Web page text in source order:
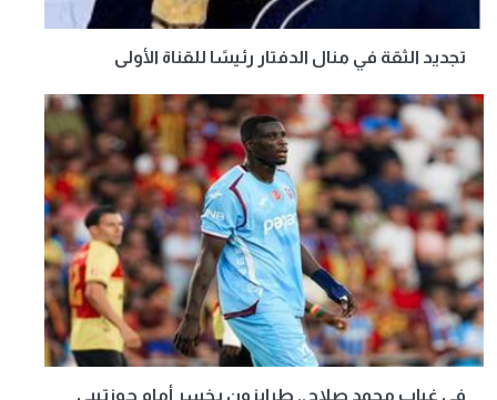
تجديد الثقة في منال الدفتار رئيسًا للقناة الأولى
في غياب محمد صلاح.. طرابزون يخسر أمام جوزتيبي